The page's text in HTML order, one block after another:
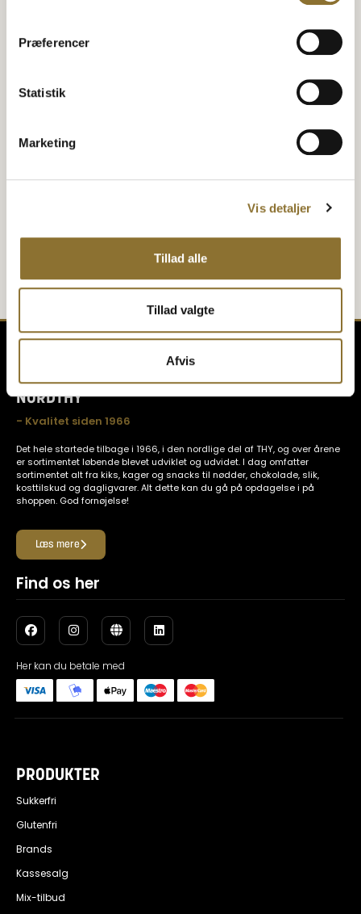
Præferencer
Statistik
Marketing
Vis detaljer
Tillad alle
Tillad valgte
Afvis
29,95kr.
TILFØJ TIL KURV
+
NORDTHY
- Kvalitet siden 1966
Det hele startede tilbage i 1966, i den nordlige del af THY, og over årene
er sortimentet løbende blevet udviklet og udvidet. I dag omfatter
sortimentet alt fra kiks, kager og snacks til nødder, chokolade, slik,
kosttilskud og dagligvarer. Alt dette kan du gå på opdagelse i på
shoppen. God fornøjelse!
Læs mere
Find os her
Her kan du betale med
PRODUKTER
Sukkerfri
Glutenfri
Brands
Kassesalg
Mix-tilbud